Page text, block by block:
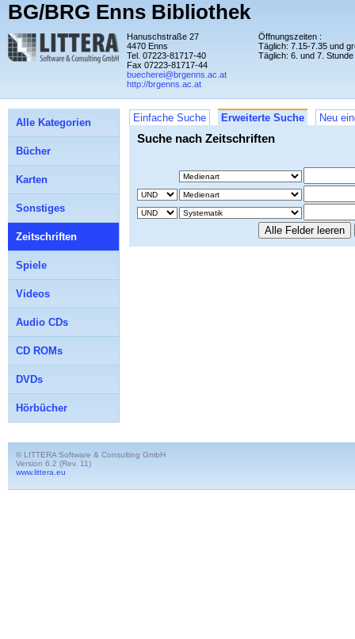
BG/BRG Enns Bibliothek
Hanuschstraße 27
4470 Enns
Tel. 07223-81717-40
Fax 07223-81717-44
buecherei@brgenns.ac.at
http://brgenns.ac.at
Öffnungszeiten :
Täglich: 7.15-7.35 und
Täglich: 6. und 7. Stunde
Einfache Suche Erweiterte Suche Neu
Suche nach Zeitschriften
Alle Kategorien
Bücher
Karten
Sonstiges
Zeitschriften
Spiele
Videos
Audio CDs
CD ROMs
DVDs
Hörbücher
© LITTERA Software & Consulting GmbH
Version 6.2 (Rev. 11)
www.littera.eu